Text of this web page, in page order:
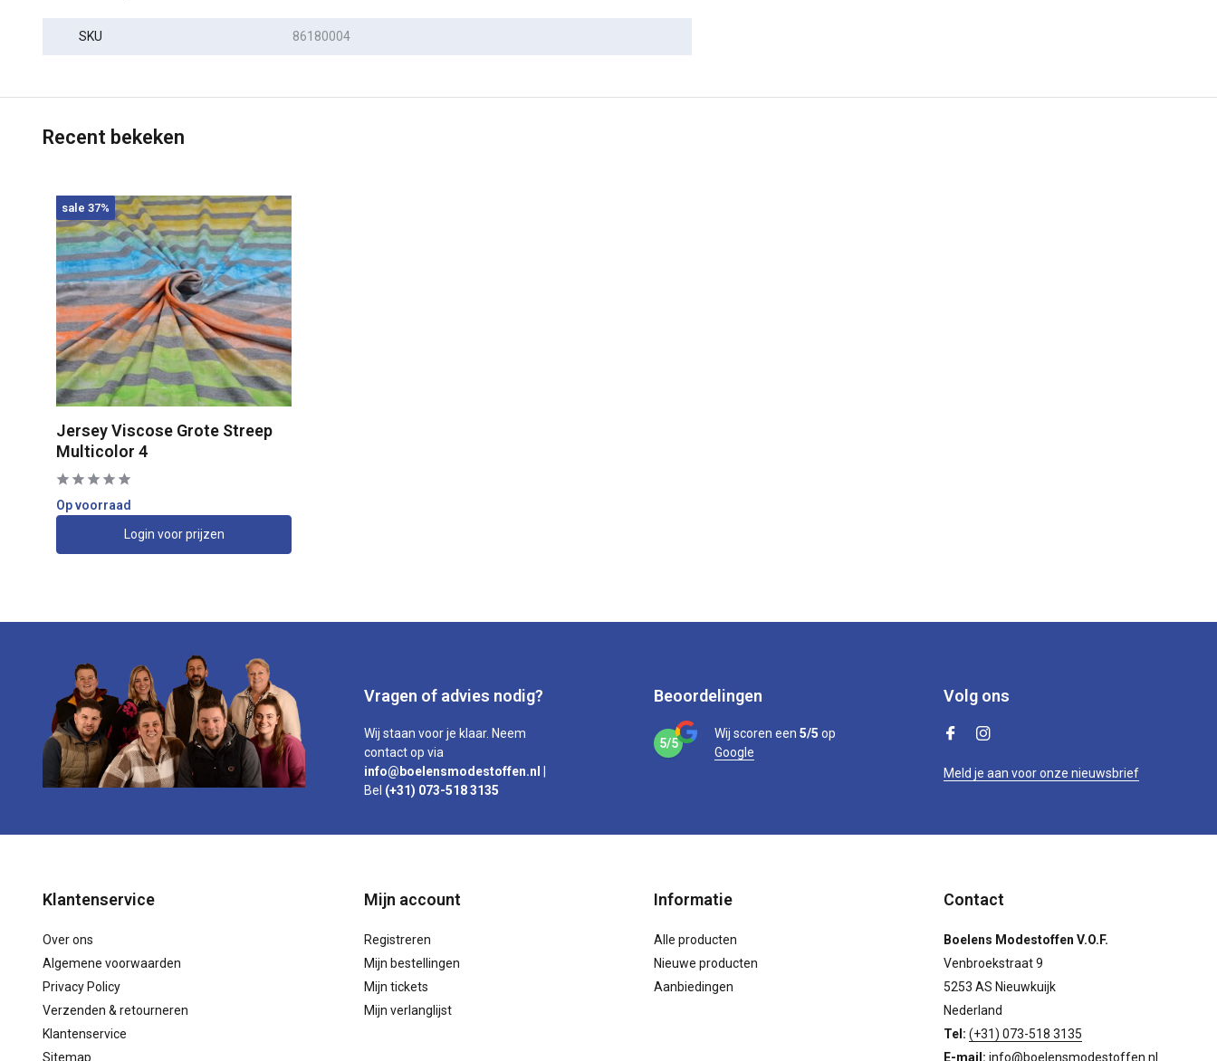
SKU 86180004
Recent bekeken
sale 37%
Jersey Viscose Grote Streep
Multicolor 4
Op voorraad
Login voor prijzen
Vragen of advies nodig?
Wij staan voor je klaar. Neem
contact op via
info@boelensmodestoffen.nl
Bel (+31) 073-518 3135
Beoordelingen
5/5
Wij scoren een 5/5 op
Google
Volg ons
Meld je aan voor onze nieuwsbrief
Klantenservice
Over ons
Algemene voorwaarden
Privacy Policy
Verzenden & retourneren
Klantenservice
Sitemap
Mijn account
Registreren
Mijn bestellingen
Mijn tickets
Mijn verlanglijst
Informatie
Alle producten
Nieuwe producten
Aanbiedingen
Contact
Boelens Modestoffen V.O.F.
Venbroekstraat 9
5253 AS Nieuwkuijk
Nederland
Tel: (+31) 073-518 3135
E-mail: info@boelensmodestoffen.nl